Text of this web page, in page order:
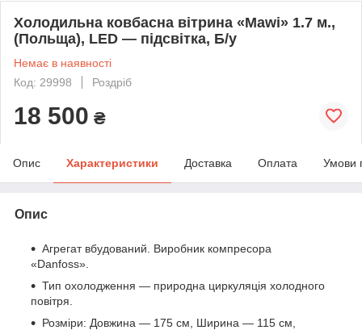
Холодильна ковбасна вітрина «Mawi» 1.7 м.,
(Польща), LED — підсвітка, Б/у
Немає в наявності
Код: 29998
Роздріб
18 500 ₴
Опис Характеристики Доставка Оплата Умови
Опис
Агрегат вбудований. Виробник компресора
«Danfoss».
Тип охолодження — природна циркуляція холодного
повітря.
Розміри: Довжина — 175 см, Ширина — 115 см,